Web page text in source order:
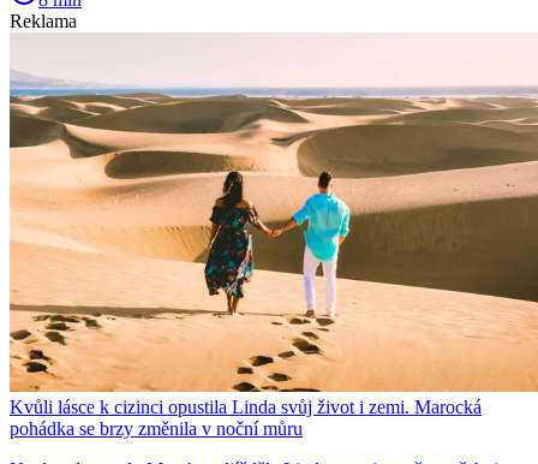
Reklama
Kvůli lásce k cizinci opustila Linda svůj život i zemi. Marocká
pohádka se brzy změnila v noční můru